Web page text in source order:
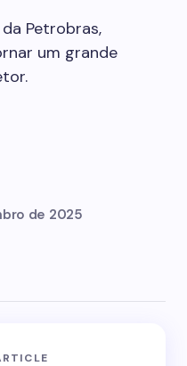
Petrobras,
um grande
de 2025